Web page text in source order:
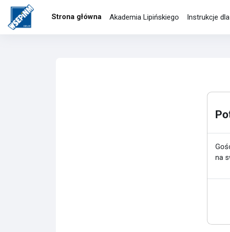
Przejdź do głównej zawartości
Strona główna
Akademia Lipińskiego Instrukcje
na